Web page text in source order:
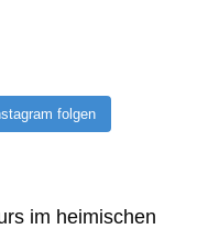
folgen
im heimischen